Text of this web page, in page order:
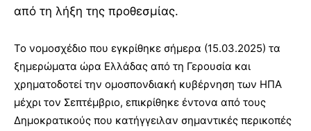
από τη λήξη της προθεσμίας.
Το νομοσχέδιο που εγκρίθηκε σήμερα (15.03.2025) τα
ξημερώματα ώρα Ελλάδας από τη Γερουσία και
χρηματοδοτεί την ομοσπονδιακή κυβέρνηση των ΗΠΑ
μέχρι τον Σεπτέμβριο, επικρίθηκε έντονα από τους
Δημοκρατικούς που κατήγγειλαν σημαντικές περικοπές